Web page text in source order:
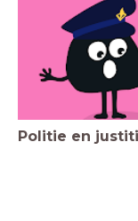
Politie en